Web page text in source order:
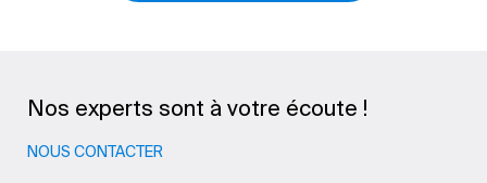
Nos experts sont à votre écoute !
NOUS CONTACTER